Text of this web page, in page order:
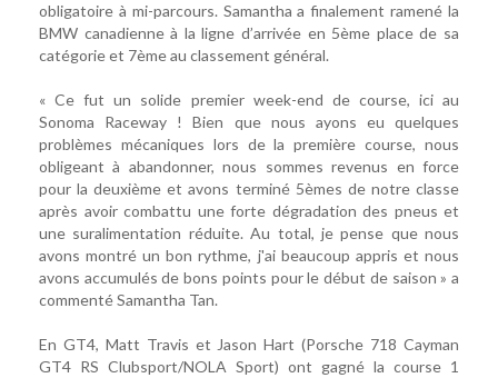
obligatoire à mi-parcours. Samantha a finalement ramené la
BMW canadienne à la ligne d’arrivée en 5ème place de sa
catégorie et 7ème au classement général.
« Ce fut un solide premier week-end de course, ici au
Sonoma Raceway ! Bien que nous ayons eu quelques
problèmes mécaniques lors de la première course, nous
obligeant à abandonner, nous sommes revenus en force
pour la deuxième et avons terminé 5èmes de notre classe
après avoir combattu une forte dégradation des pneus et
une suralimentation réduite. Au total, je pense que nous
avons montré un bon rythme, j'ai beaucoup appris et nous
avons accumulés de bons points pour le début de saison » a
commenté Samantha Tan.
En GT4, Matt Travis et Jason Hart (Porsche 718 Cayman
GT4 RS Clubsport/NOLA Sport) ont gagné la course 1